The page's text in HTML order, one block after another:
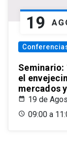
19
Seminario:
el
mercados
19 de
09:00 a